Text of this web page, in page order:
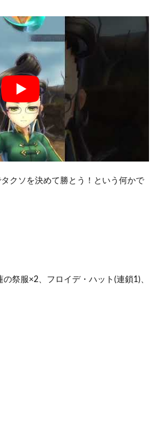
クソを決めて勝とう！という何かで
祭服×2、フロイデ・ハット(連鎖1)、